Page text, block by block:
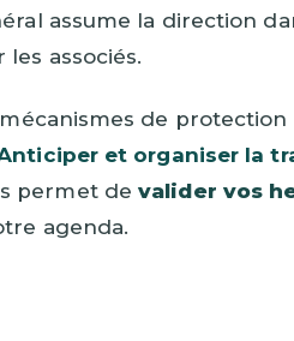
assume la direction
les associés.
de
et organiser la
permet devalider vos
agenda.